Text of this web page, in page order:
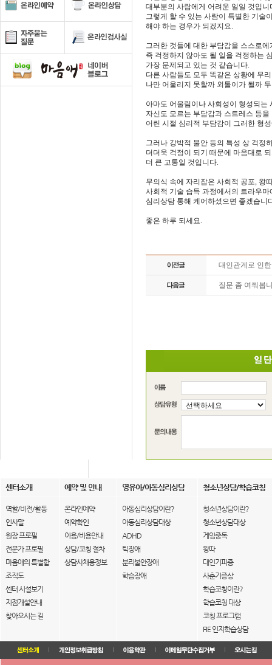
대부분의 사람에게 어려운 일일 것입니
그렇게 할 수 있는 사람이 특별한 기술
해야 하는 경우가 되겠지요.
그러한 것들에 대한 부담감을 스스로에
즉 걱정하지 않아도 될 일을 걱정하는
가장 문제되고 있는 것 같습니다.
다른 사람들도 모두 똑같은 상황에 무
나만 어울리지 못할까 외톨이가 될까
아마도 어울림이나 사회성이 형성되는
자신도 모르는 부담감과 스트레스 등을
어린 시절 심리적 부담감이 그러한 형
그러나 강박적 불안 등의 특성 상 걱정
더더욱 걱정이 되기 때문에 마음대로
더 큰 고통일 것입니다.
무의식 속에 자리잡은 사회적 공포, 왕
사회적 기술 습득 과정에서의 트라우마
심리상담 통해 케어하셨으면 좋겠습니
좋은 하루 되세요.
대인관계로 인
질문 좀 여쭤봅
센터소개 예약 및 안내 영유아/아동심리상담 청소년상담/학습코칭
역할/비전/활동
인사말
원장 프로필
전문가 프로필
마음애의 특별함
조직도
센터 시설보기
지점개설안내
찾아오시는 길
온라인예약
예약확인
이용/비용안내
상담/코칭 절차
상담사채용정보
아동심리상담이란?
아동심리상담대상
ADHD
틱장애
분리불안장애
학습장애
청소년상담이란?
청소년상담대상
게임중독
왕따
대인기피증
사춘기증상
학습코칭이란?
학습코칭 대상
코칭 프로그램
FIE 인지학습상담